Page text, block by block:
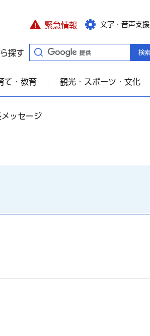
緊急情報 文字・音声支援
探す
て・教育 観光・スポーツ・文化
ッセージ